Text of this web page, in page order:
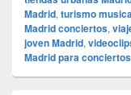
Madrid, turismo
Madrid conciertos,
joven Madrid,
Madrid para conciertos